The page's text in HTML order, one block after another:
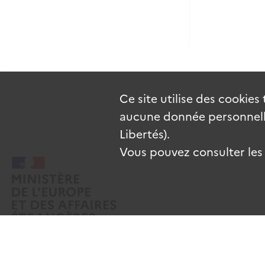
Ce site utilise des cookies
aucune donnée
Libertés).
Vous pouvez consulter